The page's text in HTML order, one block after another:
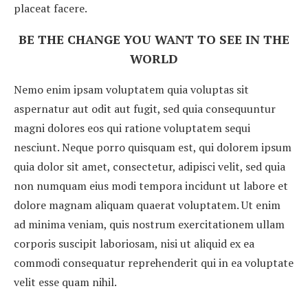
placeat facere.
BE THE CHANGE YOU WANT TO SEE IN THE
WORLD
Nemo enim ipsam voluptatem quia voluptas sit
aspernatur aut odit aut fugit, sed quia consequuntur
magni dolores eos qui ratione voluptatem sequi
nesciunt. Neque porro quisquam est, qui dolorem ipsum
quia dolor sit amet, consectetur, adipisci velit, sed quia
non numquam eius modi tempora incidunt ut labore et
dolore magnam aliquam quaerat voluptatem. Ut enim
ad minima veniam, quis nostrum exercitationem ullam
corporis suscipit laboriosam, nisi ut aliquid ex ea
commodi consequatur reprehenderit qui in ea voluptate
velit esse quam nihil.